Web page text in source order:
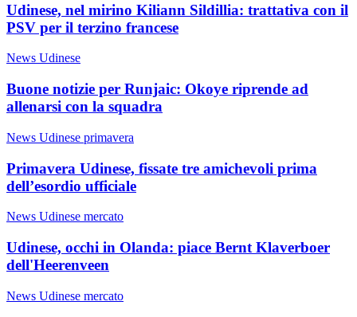
Udinese, nel mirino Kiliann Sildillia: trattativa con il
PSV per il terzino francese
News Udinese
Buone notizie per Runjaic: Okoye riprende ad
allenarsi con la squadra
News Udinese primavera
Primavera Udinese, fissate tre amichevoli prima
dell’esordio ufficiale
News Udinese mercato
Udinese, occhi in Olanda: piace Bernt Klaverboer
dell'Heerenveen
News Udinese mercato